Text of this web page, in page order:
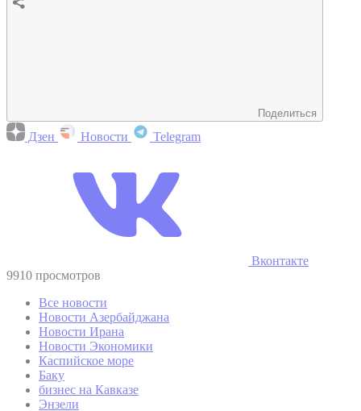
Поделиться
Дзен Новости Telegram
Вконтакте
9910 просмотров
Все новости
Новости Азербайджана
Новости Ирана
Новости Экономики
Каспийское море
Баку
бизнес на Кавказе
Энзели